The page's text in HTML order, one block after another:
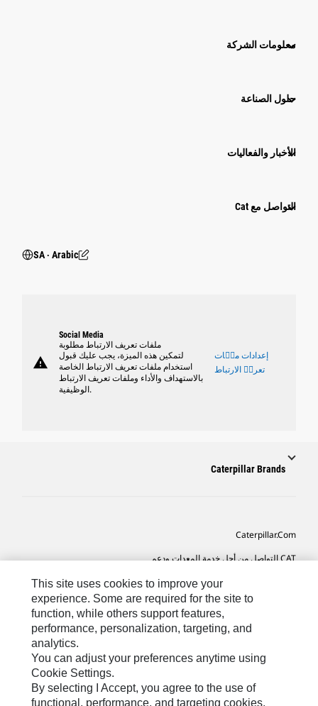
معلومات الشركة
حلول الصناعة
الأخبار والفعاليات
التواصل مع Cat
SA ‧ Arabic
warning
Social Media
ملفات تعريف الارتباط مطلوبة
لتمكين هذه الميزة، يجب عليك قبول
استخدام ملفات تعريف الارتباط الخاصة
بالاستهداف والأداء وملفات تعريف الارتباط
الوظيفية.
إعدادات ملٝات
تعريٝ الارتباط
Caterpillar Brands
Caterpillar.com
CAT التواصل من أجل خدمة المعدات ودعم
تفضيلات التسويق الخاصة بي
خريطة الموقع
Cookie Settings
This site uses cookies to improve your
experience. Some are required for the site to
function, while others support features,
performance, personalization, targeting, and
analytics.
You can adjust your preferences anytime using
Cookie Settings.
By selecting I Accept, you agree to the use of
functional, performance, and targeting cookies.